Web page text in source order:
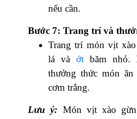
nếu cần.
Bước 7: Trang trí và
Trang trí món vịt
lá và ớtbăm nhỏ.
thưởng thức món
cơm trắng.
Lưu ý: Món vịt xào